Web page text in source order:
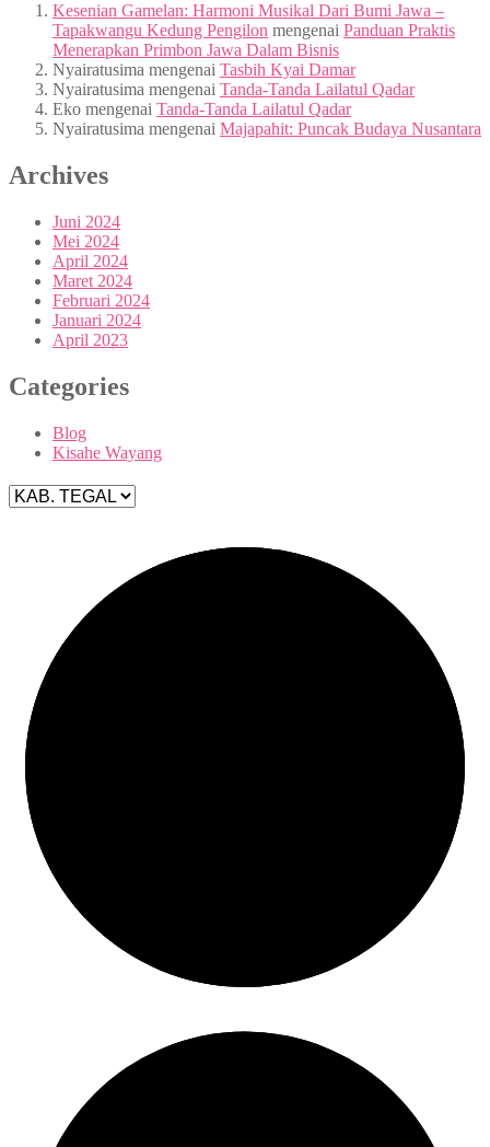
Kesenian Gamelan: Harmoni Musikal Dari Bumi Jawa –
Tapakwangu Kedung Pengilon mengenai Panduan Praktis
Menerapkan Primbon Jawa Dalam Bisnis
Nyairatusima mengenai Tasbih Kyai Damar
Nyairatusima mengenai Tanda-Tanda Lailatul Qadar
Eko mengenai Tanda-Tanda Lailatul Qadar
Nyairatusima mengenai Majapahit: Puncak Budaya Nusantara
Archives
Juni 2024
Mei 2024
April 2024
Maret 2024
Februari 2024
Januari 2024
April 2023
Categories
Blog
Kisahe Wayang